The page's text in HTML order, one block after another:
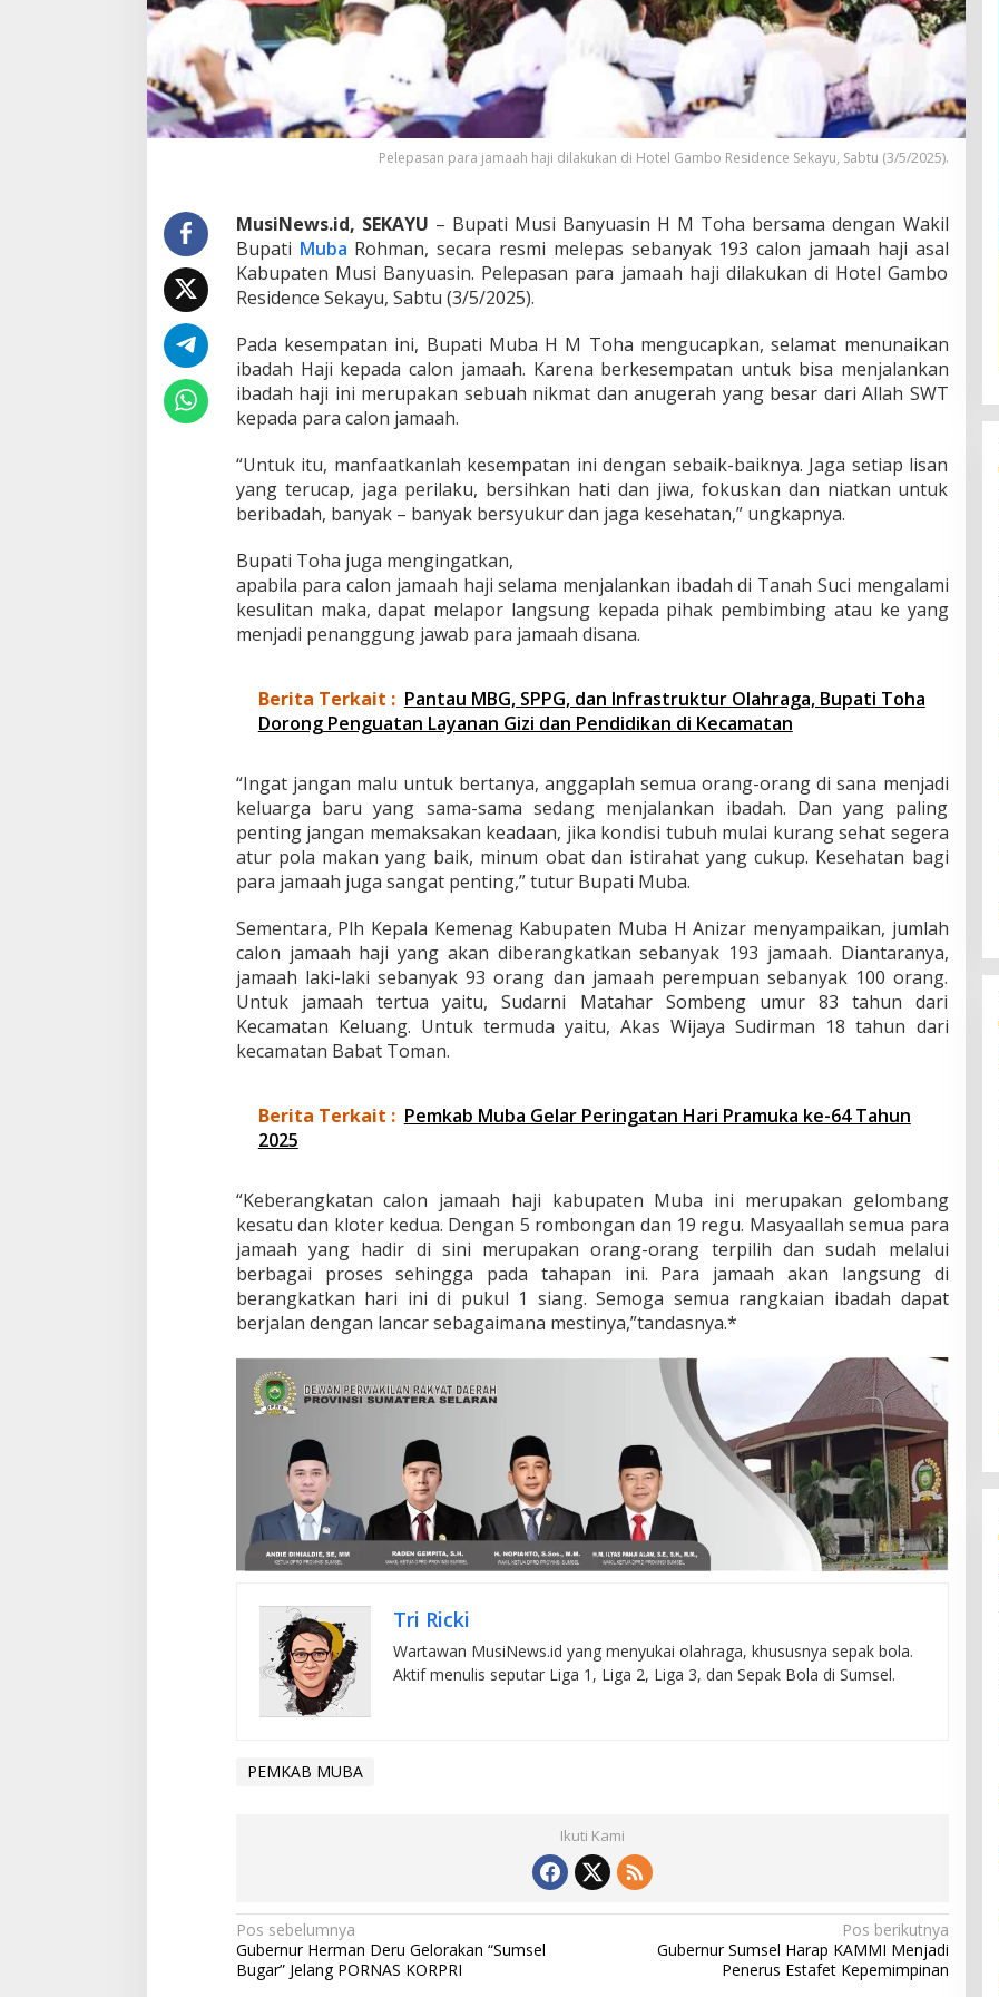
a
s
u
C
a
l
a
m
a
a
j
2
5
Pelepasan para jamaah haji dilakukan di Hotel Gambo Residence Sekayu, Sabtu (3/5/2025).
MusiNews.id, SEKAYU – Bupati Musi Banyuasin H M Toha bersama dengan Wakil
Bupati Muba Rohman, secara resmi melepas sebanyak 193 calon jamaah haji asal
Kabupaten Musi Banyuasin. Pelepasan para jamaah haji dilakukan di Hotel Gambo
Residence Sekayu, Sabtu (3/5/2025).
Pada kesempatan ini, Bupati Muba H M Toha mengucapkan, selamat menunaikan
ibadah Haji kepada calon jamaah. Karena berkesempatan untuk bisa menjalankan
ibadah haji ini merupakan sebuah nikmat dan anugerah yang besar dari Allah SWT
kepada para calon jamaah.
“Untuk itu, manfaatkanlah kesempatan ini dengan sebaik-baiknya. Jaga setiap lisan
yang terucap, jaga perilaku, bersihkan hati dan jiwa, fokuskan dan niatkan untuk
beribadah, banyak – banyak bersyukur dan jaga kesehatan,” ungkapnya.
Bupati Toha juga mengingatkan,
apabila para calon jamaah haji selama menjalankan ibadah di Tanah Suci mengalami
kesulitan maka, dapat melapor langsung kepada pihak pembimbing atau ke yang
menjadi penanggung jawab para jamaah disana.
Berita Terkait : Pantau MBG, SPPG, dan Infrastruktur Olahraga, Bupati Toha
Dorong Penguatan Layanan Gizi dan Pendidikan di Kecamatan
“Ingat jangan malu untuk bertanya, anggaplah semua orang-orang di sana menjadi
keluarga baru yang sama-sama sedang menjalankan ibadah. Dan yang paling
penting jangan memaksakan keadaan, jika kondisi tubuh mulai kurang sehat segera
atur pola makan yang baik, minum obat dan istirahat yang cukup. Kesehatan bagi
para jamaah juga sangat penting,” tutur Bupati Muba.
Sementara, Plh Kepala Kemenag Kabupaten Muba H Anizar menyampaikan, jumlah
calon jamaah haji yang akan diberangkatkan sebanyak 193 jamaah. Diantaranya,
jamaah laki-laki sebanyak 93 orang dan jamaah perempuan sebanyak 100 orang.
Untuk jamaah tertua yaitu, Sudarni Matahar Sombeng umur 83 tahun dari
Kecamatan Keluang. Untuk termuda yaitu, Akas Wijaya Sudirman 18 tahun dari
kecamatan Babat Toman.
Berita Terkait : Pemkab Muba Gelar Peringatan Hari Pramuka ke-64 Tahun
2025
“Keberangkatan calon jamaah haji kabupaten Muba ini merupakan gelombang
kesatu dan kloter kedua. Dengan 5 rombongan dan 19 regu. Masyaallah semua para
jamaah yang hadir di sini merupakan orang-orang terpilih dan sudah melalui
berbagai proses sehingga pada tahapan ini. Para jamaah akan langsung di
berangkatkan hari ini di pukul 1 siang. Semoga semua rangkaian ibadah dapat
berjalan dengan lancar sebagaimana mestinya,”tandasnya.*
Tri Ricki
Wartawan MusiNews.id yang menyukai olahraga, khususnya sepak bola.
Aktif menulis seputar Liga 1, Liga 2, Liga 3, dan Sepak Bola di Sumsel.
PEMKAB MUBA
Ikuti Kami
N
a
Pos sebelumnya
Gubernur Herman Deru Gelorakan “Sumsel
Bugar” Jelang PORNAS KORPRI
Pos berikutnya
Gubernur Sumsel Harap KAMMI Menjadi
Penerus Estafet Kepemimpinan